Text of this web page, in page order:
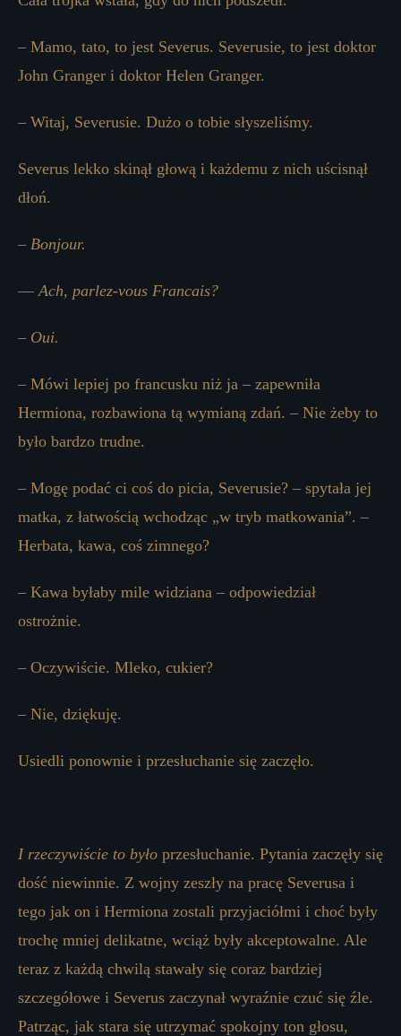
– Mamo, tato, to jest Severus. Severusie, to jest doktor
John Granger i doktor Helen Granger.
– Witaj, Severusie. Dużo o tobie słyszeliśmy.
Severus lekko skinął głową i każdemu z nich uścisnął
dłoń.
– Bonjour.
—Ach, parlez-vous Francais?
– Oui.
– Mówi lepiej po francusku niż ja – zapewniła
Hermiona, rozbawiona tą wymianą zdań. – Nie żeby to
było bardzo trudne.
– Mogę podać ci coś do picia, Severusie? – spytała jej
matka, z łatwością wchodząc „w tryb matkowania”. –
Herbata, kawa, coś zimnego?
– Kawa byłaby mile widziana – odpowiedział
ostrożnie.
– Oczywiście. Mleko, cukier?
– Nie, dziękuję.
Usiedli ponownie i przesłuchanie się zaczęło.
I rzeczywiście to było przesłuchanie. Pytania zaczęły się
dość niewinnie. Z wojny zeszły na pracę Severusa i
tego jak on i Hermiona zostali przyjaciółmi i choć były
trochę mniej delikatne, wciąż były akceptowalne. Ale
teraz z każdą chwilą stawały się coraz bardziej
szczegółowe i Severus zaczynał wyraźnie czuć się źle.
Patrząc, jak stara się utrzymać spokojny ton głosu,